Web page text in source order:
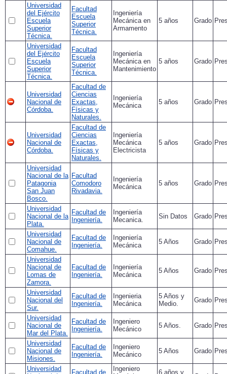
Universidad
del Ejército
Escuela
Superior
Técnica.
Facultad
Escuela
Superior
Técnica.
Ingeniería
Mecánica en
Armamento
5 años Grado
Universidad
del Ejército
Escuela
Superior
Técnica.
Facultad
Escuela
Superior
Técnica.
Ingeniería
Mecánica en
Mantenimiento
5 años Grado
Universidad
Nacional de
Córdoba.
Facultad de
Ciencias
Exactas,
Físicas y
Naturales.
Ingeniería
Mecánica
5 años Grado
Universidad
Nacional de
Córdoba.
Facultad de
Ciencias
Exactas,
Físicas y
Naturales.
Ingeniería
Mecánica
Electricista
5 años Grado
Universidad
Nacional de la
Patagonia
San Juan
Bosco.
Facultad
Comodoro
Rivadavia.
Ingeniería
Mecánica
5 años Grado
Universidad
Nacional de la
Plata.
Facultad de
Ingeniería.
Ingeniería
Mecanica.
Sin Datos Grado
Universidad
Nacional de
Comahue.
Facultad de
Ingeniería.
Ingeniería
Mecánica
5 Años Grado
Universidad
Nacional de
Lomas de
Zamora.
Facultad de
Ingeniería.
Ingeniería
Mecánica
5 Años Grado
Universidad
Nacional del
Sur.
Facultad de
Ingeniería.
Ingenieria
Mecánica
5 Años y
Medio.
Grado
Universidad
Nacional de
Mar del Plata.
Facultad de
Ingeniería.
Ingeniero
Mecánico
5 Años. Grado
Universidad
Nacional de
Misiones.
Facultad de
Ingeniería.
Ingeniero
Mecánico
5 Años Grado
Universidad
Facultad de
Ingeniero
6 años y